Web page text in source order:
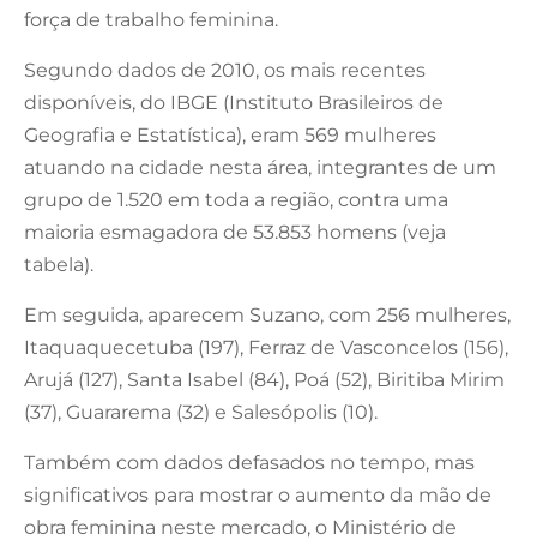
força de trabalho feminina.
Segundo dados de 2010, os mais recentes
disponíveis, do IBGE (Instituto Brasileiros de
Geografia e Estatística), eram 569 mulheres
atuando na cidade nesta área, integrantes de um
grupo de 1.520 em toda a região, contra uma
maioria esmagadora de 53.853 homens (veja
tabela).
Em seguida, aparecem Suzano, com 256 mulheres,
Itaquaquecetuba (197), Ferraz de Vasconcelos (156),
Arujá (127), Santa Isabel (84), Poá (52), Biritiba Mirim
(37), Guararema (32) e Salesópolis (10).
Também com dados defasados no tempo, mas
significativos para mostrar o aumento da mão de
obra feminina neste mercado, o Ministério de